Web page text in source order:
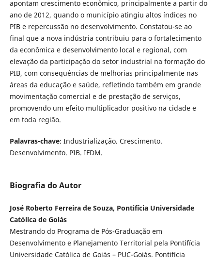
apontam crescimento econômico, principalmente a partir do
ano de 2012, quando o município atingiu altos índices no
PIB e repercussão no desenvolvimento. Constatou-se ao
final que a nova indústria contribuiu para o fortalecimento
da econômica e desenvolvimento local e regional, com
elevação da participação do setor industrial na formação do
PIB, com consequências de melhorias principalmente nas
áreas da educação e saúde, refletindo também em grande
movimentação comercial e de prestação de serviços,
promovendo um efeito multiplicador positivo na cidade e
em toda região.
Palavras-chave: Industrialização. Crescimento.
Desenvolvimento. PIB. IFDM.
Biografia do Autor
José Roberto Ferreira de Souza, Pontifícia Universidade
Católica de Goiás
Mestrando do Programa de Pós-Graduação em
Desenvolvimento e Planejamento Territorial pela Pontifícia
Universidade Católica de Goiás – PUC-Goiás. Pontifícia